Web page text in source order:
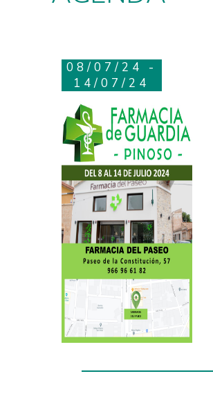
08/07/24 -
14/07/24